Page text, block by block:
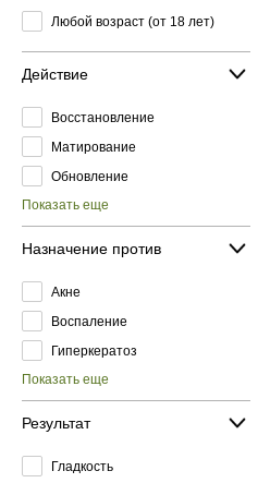
Любой возраст (от 18 лет)
Действие
Восстановление
Матирование
Обновление
Показать еще
Назначение против
Акне
Воспаление
Гиперкератоз
Показать еще
Результат
Гладкость